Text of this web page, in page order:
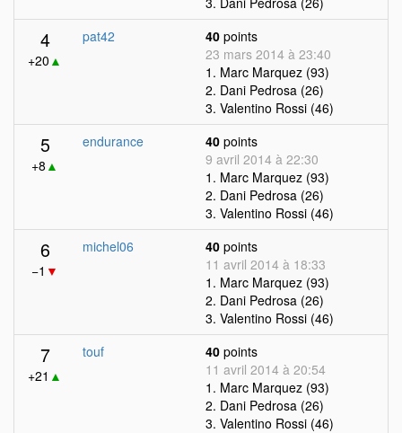
4
+20 ▲
pat42 40 points
23 mars 2014 à 23:40
1. Marc Marquez (93)
2. Dani Pedrosa (26)
3. Valentino Rossi (46)
5
+8 ▲
endurance 40 points
9 avril 2014 à 22:30
1. Marc Marquez (93)
2. Dani Pedrosa (26)
3. Valentino Rossi (46)
6
−1 ▼
michel06 40 points
11 avril 2014 à 18:33
1. Marc Marquez (93)
2. Dani Pedrosa (26)
3. Valentino Rossi (46)
7
+21 ▲
touf 40 points
11 avril 2014 à 20:54
1. Marc Marquez (93)
2. Dani Pedrosa (26)
3. Valentino Rossi (46)